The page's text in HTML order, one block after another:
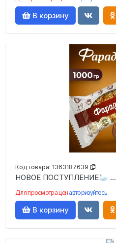
В корзину
Код товара: 1363187639
НОВОЕ ПОСТУПЛЕНИЕ🦢 ...
Для просмотра цен авторизуйтесь
В корзину